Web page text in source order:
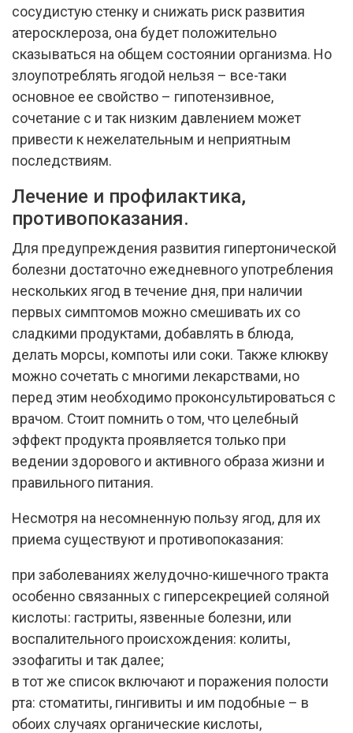
сосудистую стенку и снижать риск развития
атеросклероза, она будет положительно
сказываться на общем состоянии организма. Но
злоупотреблять ягодой нельзя – все-таки
основное ее свойство – гипотензивное,
сочетание с и так низким давлением может
привести к нежелательным и неприятным
последствиям.
Лечение и профилактика,
противопоказания.
Для предупреждения развития гипертонической
болезни достаточно ежедневного употребления
нескольких ягод в течение дня, при наличии
первых симптомов можно смешивать их со
сладкими продуктами, добавлять в блюда,
делать морсы, компоты или соки. Также клюкву
можно сочетать с многими лекарствами, но
перед этим необходимо проконсультироваться с
врачом. Стоит помнить о том, что целебный
эффект продукта проявляется только при
ведении здорового и активного образа жизни и
правильного питания.
Несмотря на несомненную пользу ягод, для их
приема существуют и противопоказания:
при заболеваниях желудочно-кишечного тракта
особенно связанных с гиперсекрецией соляной
кислоты: гастриты, язвенные болезни, или
воспалительного происхождения: колиты,
эзофагиты и так далее;
в тот же список включают и поражения полости
рта: стоматиты, гингивиты и им подобные – в
обоих случаях органические кислоты,